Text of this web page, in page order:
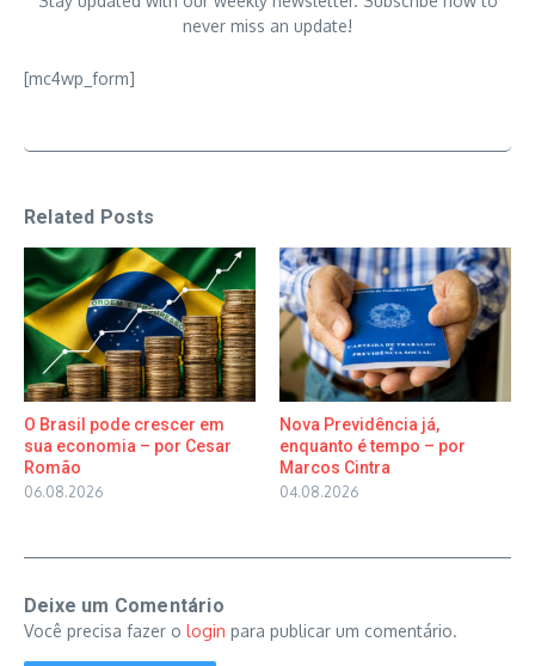
never miss an update!
[mc4wp_form]
Related Posts
O Brasil pode crescer em
sua economia – por Cesar
Romão
06.08.2026
Nova Previdência já,
enquanto é tempo – por
Marcos Cintra
04.08.2026
Deixe um Comentário
Você precisa fazer o login para publicar um comentário.